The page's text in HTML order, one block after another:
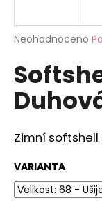
Průměrné
produktu
je
0,0
hvězdiček.
Neohodnoceno
Zimní
VARIANTA
j
t
?